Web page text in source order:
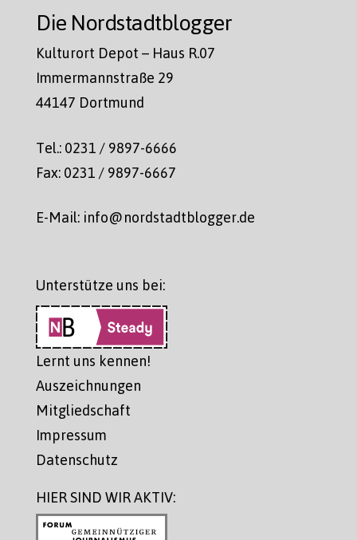
Die Nordstadtblogger
Kulturort Depot – Haus R.07
Immermannstraße 29
44147 Dortmund
Tel.: 0231 / 9897-6666
Fax: 0231 / 9897-6667
E-Mail: info@nordstadtblogger.de
Unterstütze uns bei:
Lernt uns kennen!
Auszeichnungen
Mitgliedschaft
Impressum
Datenschutz
HIER SIND WIR AKTIV: